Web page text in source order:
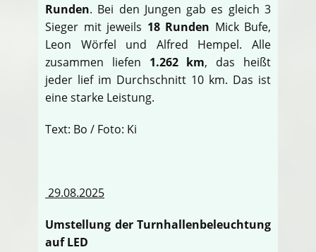
Runden. Bei den Jungen gab es gleich 3
Sieger mit jeweils 18 Runden Mick Bufe,
Leon Wörfel und Alfred Hempel. Alle
zusammen liefen 1.262 km, das heißt
jeder lief im Durchschnitt 10 km. Das ist
eine starke Leistung.
Text: Bo / Foto: Ki
29.08.2025
Umstellung der Turnhallenbeleuchtung
auf LED